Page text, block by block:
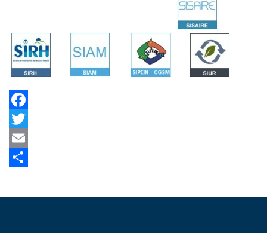
Facebook
Twitter
Email